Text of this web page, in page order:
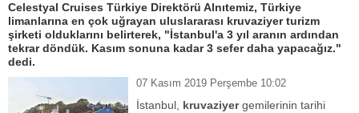
Celestyal Cruises Türkiye Direktörü Alnıtemiz, Türkiye
limanlarına en çok uğrayan uluslararası kruvaziyer turizm
şirketi olduklarını belirterek, "İstanbul'a 3 yıl aranın ardından
tekrar döndük. Kasım sonuna kadar 3 sefer daha yapacağız."
dedi.
07 Kasım 2019 Perşembe 10:02
İstanbul, kruvaziyergemilerinin tarihi